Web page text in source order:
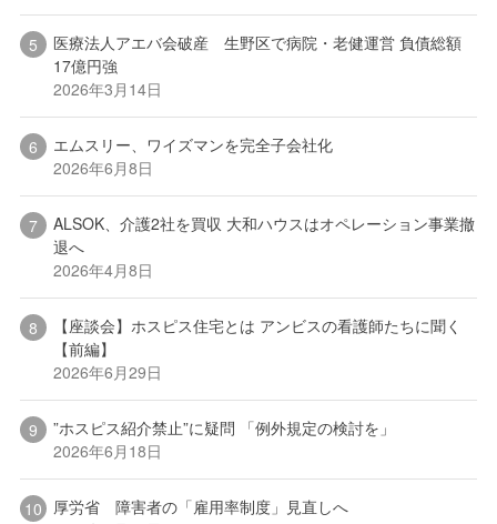
医療法人アエバ会破産 生野区で病院・老健運営 負債総額
17億円強
2026年3月14日
エムスリー、ワイズマンを完全子会社化
2026年6月8日
ALSOK、介護2社を買収 大和ハウスはオペレーション事業撤
退へ
2026年4月8日
【座談会】ホスピス住宅とは アンビスの看護師たちに聞く
【前編】
2026年6月29日
”ホスピス紹介禁止”に疑問 「例外規定の検討を」
2026年6月18日
厚労省 障害者の「雇用率制度」見直しへ